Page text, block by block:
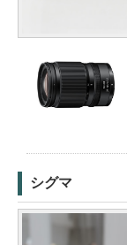
シグマ